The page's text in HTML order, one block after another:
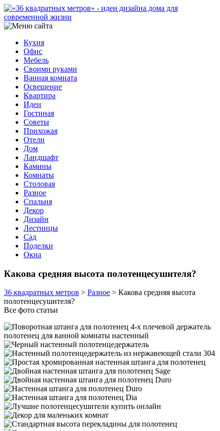
Кухня
Офис
Мебель
Своими руками
Ванная комната
Освещение
Квартира
Идеи
Гостиная
Советы
Прихожая
Отели
Дом
Ландшафт
Камины
Комнаты
Столовая
Разное
Спальня
Декор
Дизайн
Лестницы
Сад
Поделки
Окна
Какова средняя высота полотенцесушителя?
36 квадратных метров > Разное > Какова средняя высота
полотенцесушителя?
Все фото статьи